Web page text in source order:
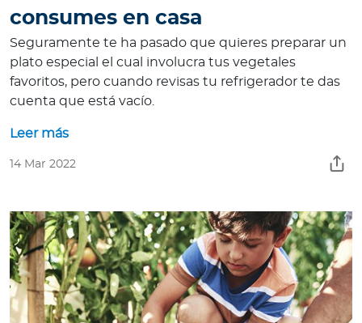
consumes en casa
Seguramente te ha pasado que quieres preparar un
plato especial el cual involucra tus vegetales
favoritos, pero cuando revisas tu refrigerador te das
cuenta que está vacío.
Leer más
14 Mar 2022